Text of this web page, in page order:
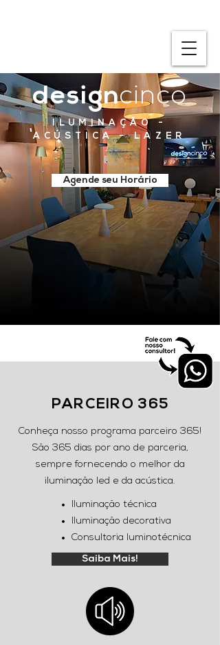
designcinco
ILUMINAÇÃO -
ACÚSTICA - LAZER
Agende seu Horário
PARCEIRO 365
Conheça nosso programa parceiro 365!
São 365 dias por ano de parceria,
sempre fornecendo o melhor da
iluminação led e da acústica.
Iluminação técnica
Iluminação decorativa
Consultoria luminotécnica
Saiba Mais!